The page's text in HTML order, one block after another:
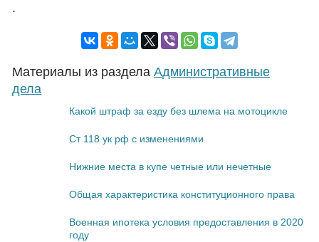
.
Материалы из разделаАдминистративные
дела
Какой штраф за езду без шлема на мотоцикле
Ст 118 ук рф с изменениями
Нижние места в купе четные или нечетные
Общая характеристика конституционного права
Военная ипотека условия предоставления в 2020
году